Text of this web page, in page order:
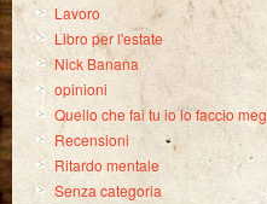
Lavoro
Libro per l'estate
Nick Banana
opinioni
Quello che fai tu io lo faccio
Recensioni
Ritardo mentale
Senza categoria